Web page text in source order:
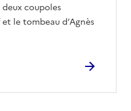
coupoles
le tombeau d’Agnès